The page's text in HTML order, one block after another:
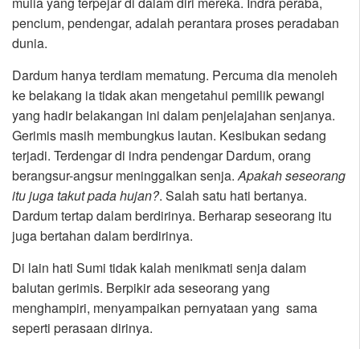
pencium, pendengar, adalah perantara proses peradaban
dunia.
Dardum hanya terdiam mematung. Percuma dia menoleh
ke belakang ia tidak akan mengetahui pemilik pewangi
yang hadir belakangan ini dalam penjelajahan senjanya.
Gerimis masih membungkus lautan. Kesibukan sedang
terjadi. Terdengar di indra pendengar Dardum, orang
berangsur-angsur meninggalkan senja.Apakah seseorang
itu juga takut pada hujan?. Salah satu hati bertanya.
Dardum tertap dalam berdirinya. Berharap seseorang itu
juga bertahan dalam berdirinya.
Di lain hati Sumi tidak kalah menikmati senja dalam
balutan gerimis. Berpikir ada seseorang yang
menghampiri, menyampaikan pernyataan yang sama
seperti perasaan dirinya.